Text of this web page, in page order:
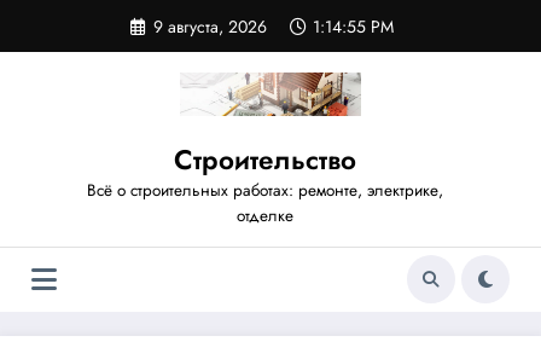
содержимому
9 августа, 2026 1:14:56 PM
Строительство
Всё о строительных работах: ремонте, электрике,
отделке